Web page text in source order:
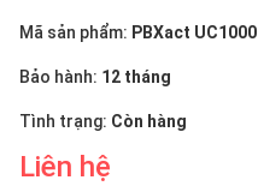
Mã sản phẩm: PBXact UC1000
Bảo hành: 12 tháng
Tình trạng: Còn hàng
Liên hệ
NGÔN
NGỮ
Tiếng